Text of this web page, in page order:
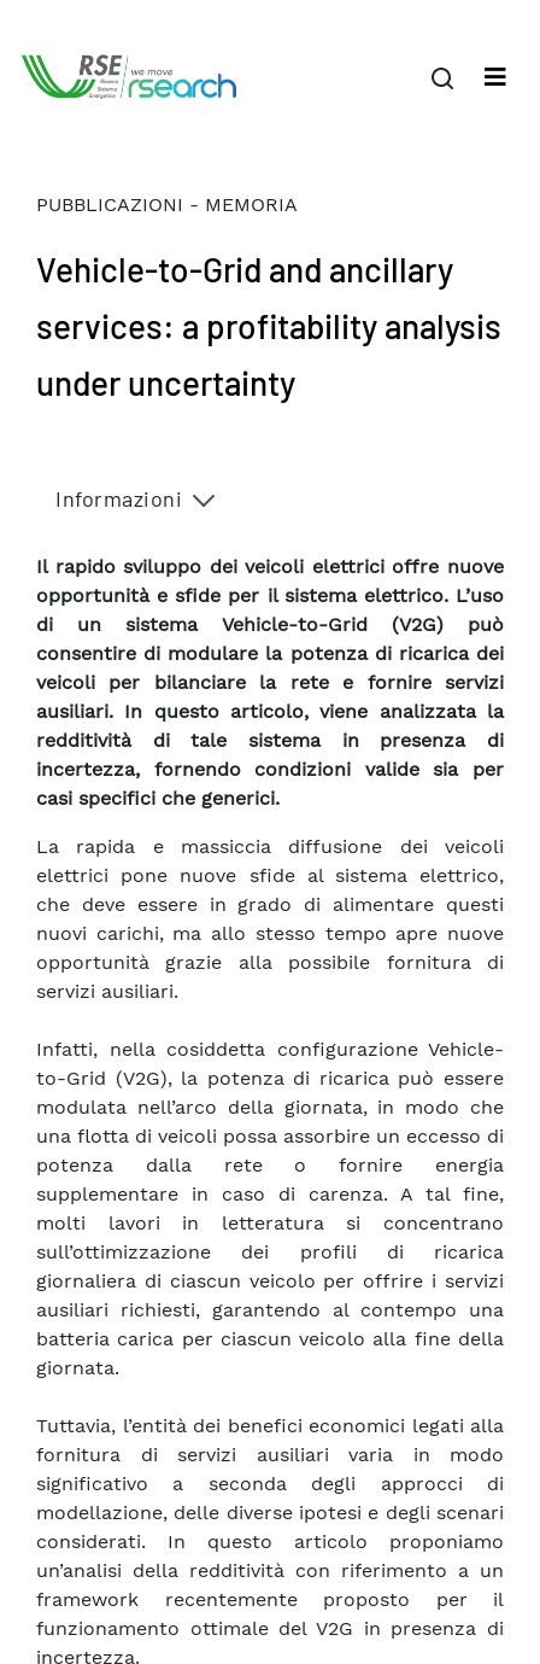
PUBBLICAZIONI - MEMORIA
Vehicle-to-Grid and ancillary
services: a profitability analysis
under uncertainty
Informazioni
Il rapido sviluppo dei veicoli elettrici offre nuove
opportunità e sfide per il sistema elettrico. L’uso
di un sistema Vehicle-to-Grid (V2G) può
consentire di modulare la potenza di ricarica dei
veicoli per bilanciare la rete e fornire servizi
ausiliari. In questo articolo, viene analizzata la
redditività di tale sistema in presenza di
incertezza, fornendo condizioni valide sia per
casi specifici che generici.
La rapida e massiccia diffusione dei veicoli
elettrici pone nuove sfide al sistema elettrico,
che deve essere in grado di alimentare questi
nuovi carichi, ma allo stesso tempo apre nuove
opportunità grazie alla possibile fornitura di
servizi ausiliari.
Infatti, nella cosiddetta configurazione Vehicle-
to-Grid (V2G), la potenza di ricarica può essere
modulata nell’arco della giornata, in modo che
una flotta di veicoli possa assorbire un eccesso di
potenza dalla rete o fornire energia
supplementare in caso di carenza. A tal fine,
molti lavori in letteratura si concentrano
sull’ottimizzazione dei profili di ricarica
giornaliera di ciascun veicolo per offrire i servizi
ausiliari richiesti, garantendo al contempo una
batteria carica per ciascun veicolo alla fine della
giornata.
Tuttavia, l’entità dei benefici economici legati alla
fornitura di servizi ausiliari varia in modo
significativo a seconda degli approcci di
modellazione, delle diverse ipotesi e degli scenari
considerati. In questo articolo proponiamo
un’analisi della redditività con riferimento a un
framework recentemente proposto per il
funzionamento ottimale del V2G in presenza di
incertezza.